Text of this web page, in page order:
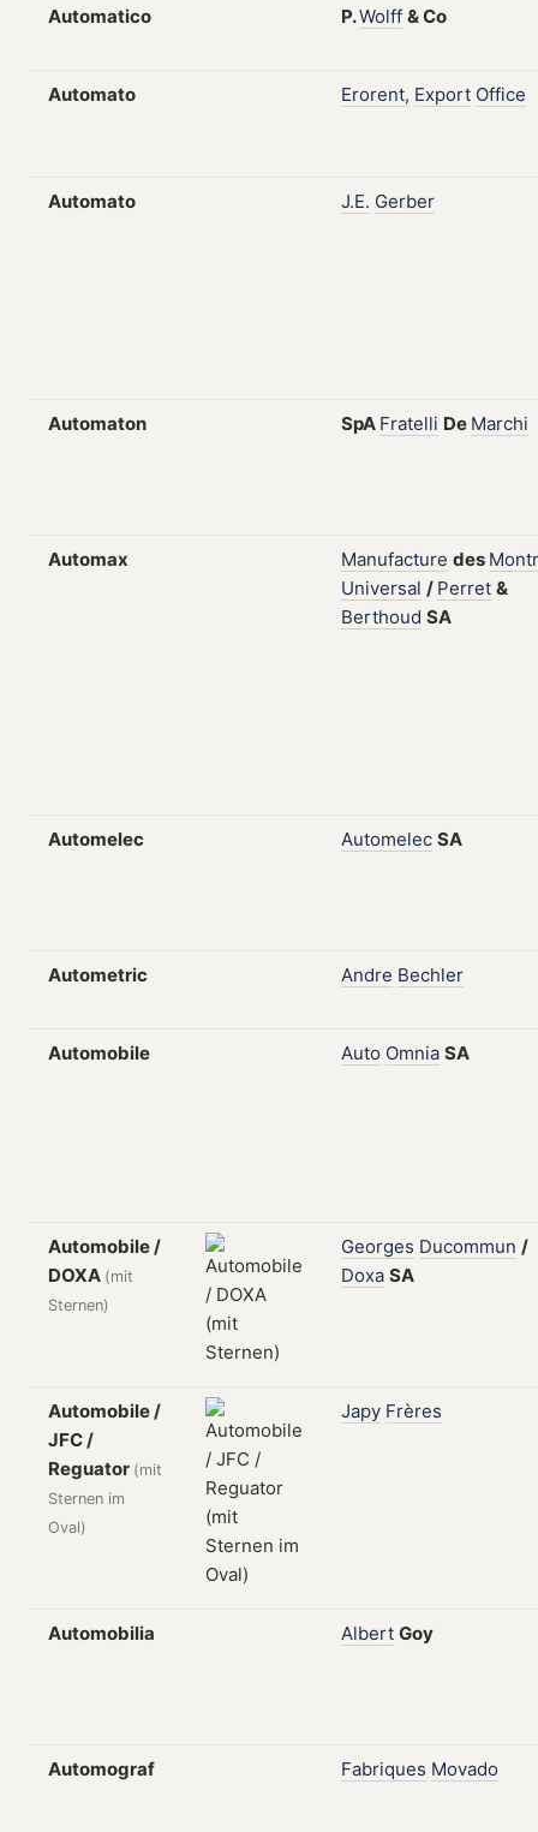
Automatico P.Wolff &Co
Automato Erorent, Export Office
Automato J.E. Gerber
Automaton SpA Fratelli De Marchi
Automax Manufacture des
Universal / Perret &
Berthoud SA
Automelec Automelec SA
Autometric Andre Bechler
Automobile Auto Omnia SA
Automobile /
DOXA (mit
Sternen)
Georges Ducommun /
Doxa SA
Automobile /
JFC /
Reguator (mit
Sternen im
Oval)
Japy Frères
Automobilia Albert Goy
Automograf Fabriques Movado